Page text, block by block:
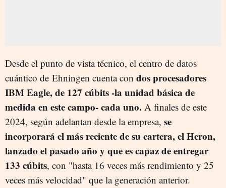
Desde el punto de vista técnico, el centro de datos
cuántico de Ehningen cuenta con dos procesadores
IBM Eagle, de 127 cúbits -la unidad básica de
medida en este campo- cada uno. A finales de este
2024, según adelantan desde la empresa, se
incorporará el más reciente de su cartera, el Heron,
lanzado el pasado año y que es capaz de entregar
133 cúbits, con "hasta 16 veces más rendimiento y 25
veces más velocidad" que la generación anterior.